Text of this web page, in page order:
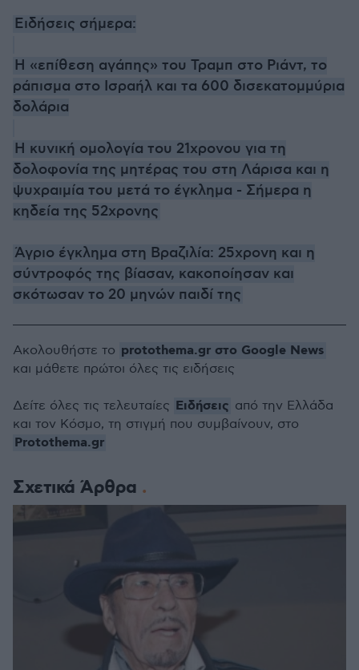
Ειδήσεις σήμερα:
Η «επίθεση αγάπης» του Τραμπ στο Ριάντ, το
ράπισμα στο Ισραήλ και τα 600 δισεκατομμύρια
δολάρια
Η κυνική ομολογία του 21χρονου για τη
δολοφονία της μητέρας του στη Λάρισα και η
ψυχραιμία του μετά το έγκλημα - Σήμερα η
κηδεία της 52χρονης
Άγριο έγκλημα στη Βραζιλία: 25χρονη και η
σύντροφός της βίασαν, κακοποίησαν και
σκότωσαν το 20 μηνών παιδί της
Σχετικά Άρθρα
Ακολουθήστε το protothema.gr στο Google News
και μάθετε πρώτοι όλες τις ειδήσεις
Δείτε όλες τις τελευταίες Ειδήσεις από την Ελλάδα
και τον Κόσμο, τη στιγμή που συμβαίνουν, στο
Protothema.gr